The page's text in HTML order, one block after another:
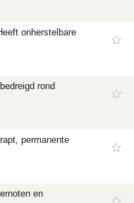
onherstelbare
rond
permanente
en